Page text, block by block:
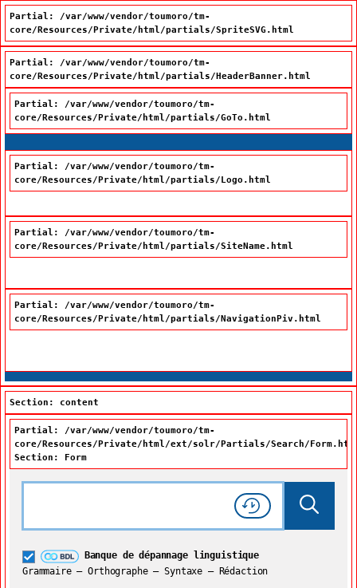
Partial: /var/www/vendor/toumoro/tm-
core/Resources/Private/html/partials/SpriteSVG.html
Partial: /var/www/vendor/toumoro/tm-
core/Resources/Private/html/partials/HeaderBanner.html
Partial: /var/www/vendor/toumoro/tm-
core/Resources/Private/html/partials/GoTo.html
Passer à la recherche
Passer au contenu
Passer à la navigation
Partial: /var/www/vendor/toumoro/tm-
core/Resources/Private/html/partials/Logo.html
Partial: /var/www/vendor/toumoro/tm-
core/Resources/Private/html/partials/SiteName.html
Partial: /var/www/vendor/toumoro/tm-
core/Resources/Private/html/partials/NavigationPiv.html
Section: content
Partial: /var/www/vendor/toumoro/tm-
core/Resources/Private/html/ext/solr/Partials/Search/
Section: Form
Rechercher dans tout le site
Lancer
Consulter l'
Historique
de recherche
Banque de dépannage linguistique
Grammaire – Orthographe – Syntaxe – Rédaction
Grand dictionnaire terminologique
Restreindre aux termes